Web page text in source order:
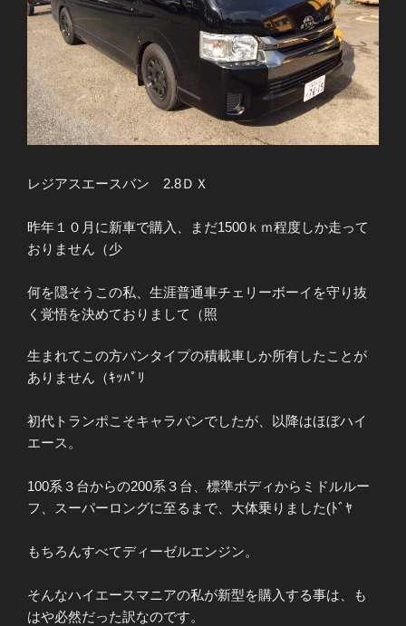
レジアスエースバン 2.8ＤＸ
昨年１０月に新車で購入、まだ1500ｋｍ程度しか走って
おりません（少
何を隠そうこの私、生涯普通車チェリーボーイを守り抜
く覚悟を決めておりまして（照
生まれてこの方バンタイプの積載車しか所有したことが
ありません（ｷｯﾊﾟﾘ
初代トランポこそキャラバンでしたが、以降はほぼハイ
エース。
100系３台からの200系３台、標準ボディからミドルルー
フ、スーパーロングに至るまで、大体乗りました(ﾄﾞﾔ
もちろんすべてディーゼルエンジン。
そんなハイエースマニアの私が新型を購入する事は、も
はや必然だった訳なのです。